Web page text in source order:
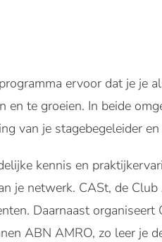
ervoor dat je je
te groeien. In beide
van je stagebegeleider
kennis en
je netwerk. CASt, de
Daarnaast organiseert
ABN AMRO, zo leer je